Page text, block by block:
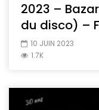
2023 –
du disco) –
10 JUIN 2023
1.7K